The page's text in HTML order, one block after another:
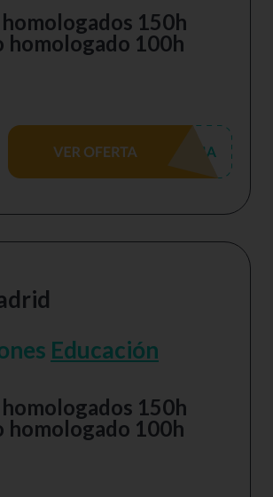
150h
homologado 100h
Educación
150h
homologado 100h